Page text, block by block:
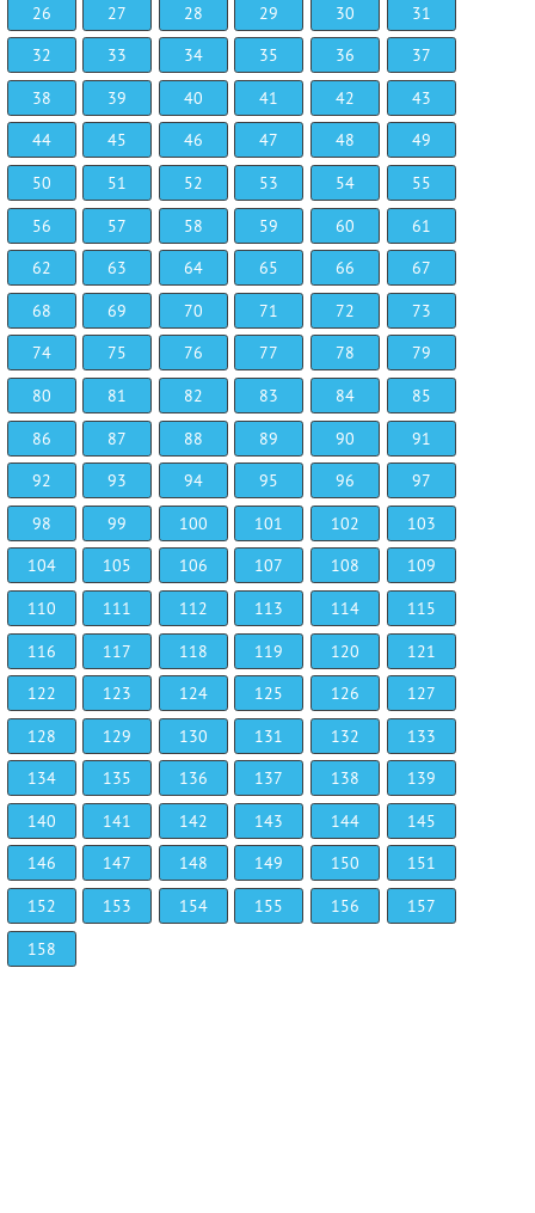
26
27 28 29 30
31
32
33 34 35 36
37
38
39 40 41 42
43
44
45 46 47 48
49
50
51 52 53 54
55
56
57 58 59 60
61
62
63 64 65 66
67
68
69 70 71 72
73
74
75 76 77 78
79
80
81 82 83 84
85
86
87 88 89 90
91
92
93 94 95 96
97
98
99 100 101 102
103
104
105 106 107 108
109
110
111 112 113 114
115
116
117 118 119 120
121
122
123 124 125 126
127
128
129 130 131 132
133
134
135 136 137 138
139
140
141 142 143 144
145
146
147 148 149 150
151
152
153 154 155 156
157
158